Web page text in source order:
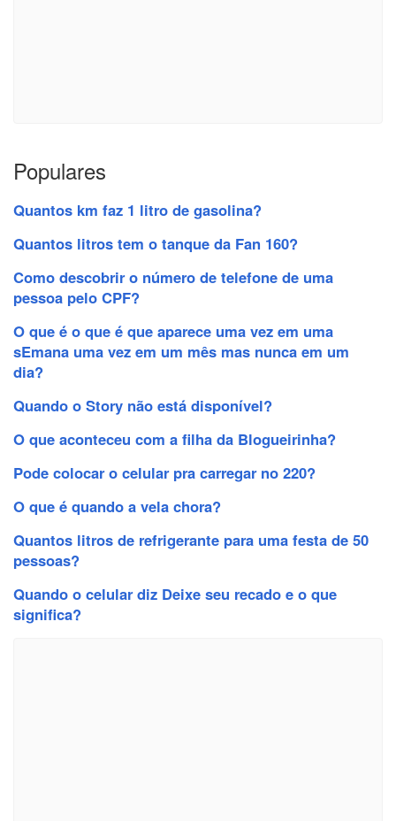
Populares
Quantos km faz 1 litro de gasolina?
Quantos litros tem o tanque da Fan 160?
Como descobrir o número de telefone de uma
pessoa pelo CPF?
O que é o que é que aparece uma vez em uma
sEmana uma vez em um mês mas nunca em um
dia?
Quando o Story não está disponível?
O que aconteceu com a filha da Blogueirinha?
Pode colocar o celular pra carregar no 220?
O que é quando a vela chora?
Quantos litros de refrigerante para uma festa de 50
pessoas?
Quando o celular diz Deixe seu recado e o que
significa?